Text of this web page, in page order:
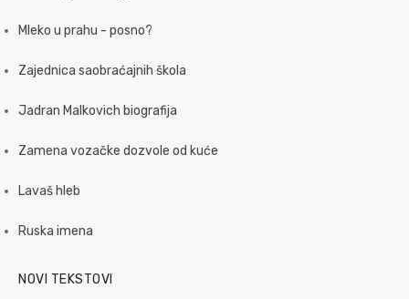
Mleko u prahu - posno?
Zajednica saobraćajnih škola
Jadran Malkovich biografija
Zamena vozačke dozvole od kuće
Lavaš hleb
Ruska imena
NOVI TEKSTOVI